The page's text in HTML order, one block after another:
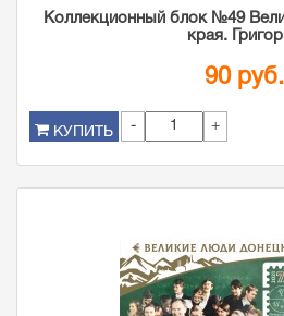
Коллекционный блок №49
края.
90 руб.
КУПИТЬ - +